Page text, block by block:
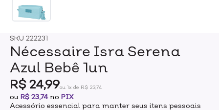
SKU 222231
Nécessaire Isra Serena
Azul Bebê 1un
R$ 24,99ou 1x de R$ 23,74
ou R$ 23,74no PIX
Acessório essencial para manter seus itens pessoais